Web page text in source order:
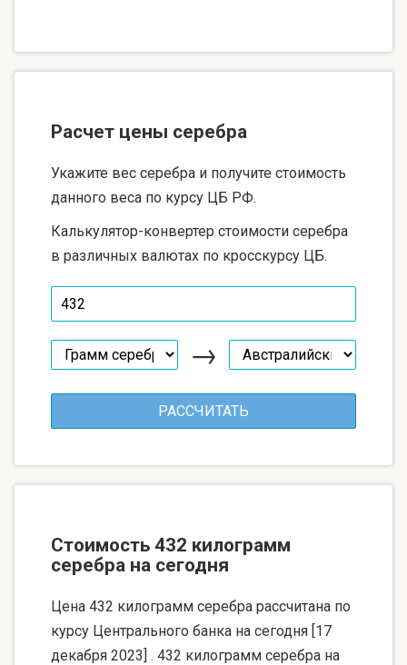
Расчет цены серебра
Укажите вес серебра и получите стоимость
данного веса по курсу ЦБ РФ.
Калькулятор-конвертер стоимости серебра
в различных валютах по кросскурсу ЦБ.
→
Стоимость 432 килограмм
серебра на сегодня
Цена 432 килограмм серебра рассчитана по
курсу Центрального банка на сегодня [17
декабря 2023] . 432 килограмм серебра на